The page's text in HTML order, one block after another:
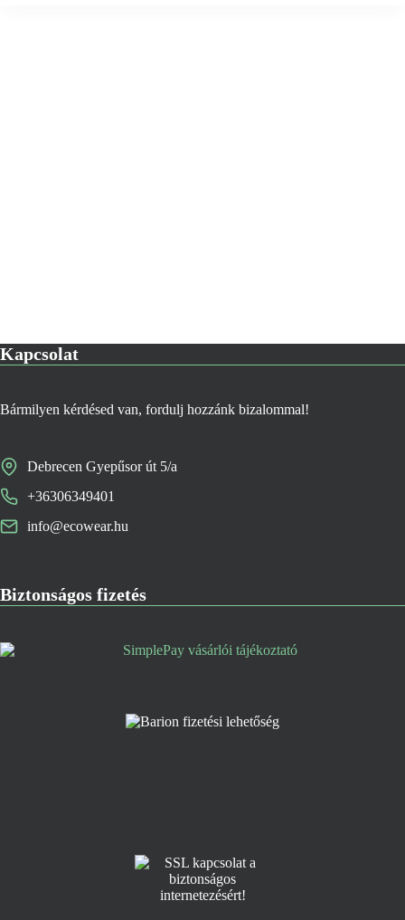
Kapcsolat
Bármilyen kérdésed van, fordulj hozzánk bizalommal!
Debrecen Gyepűsor út 5/a
+36306349401
info@ecowear.hu
Biztonságos fizetés